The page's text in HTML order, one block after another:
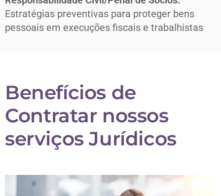
Estratégias preventivas para proteger bens
pessoais em execuções fiscais e trabalhistas
Benefícios de
Contratar nossos
serviços Jurídicos